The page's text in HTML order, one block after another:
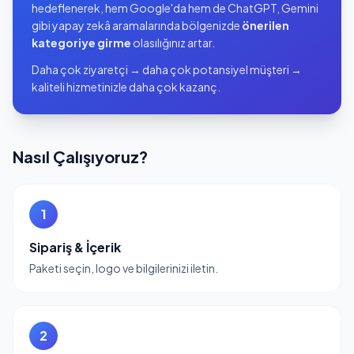
hedeflenerek, hem Google'da hem de ChatGPT, Gemini
gibi yapay zekâ aramalarında bölgenizde önerilen
kategoriye girme olasılığınız artar.
Daha çok ziyaretçi → daha çok potansiyel müşteri →
kaliteli hizmetinizle daha çok kazanç.
Nasıl Çalışıyoruz?
1
Sipariş & İçerik
Paketi seçin, logo ve bilgilerinizi iletin.
2